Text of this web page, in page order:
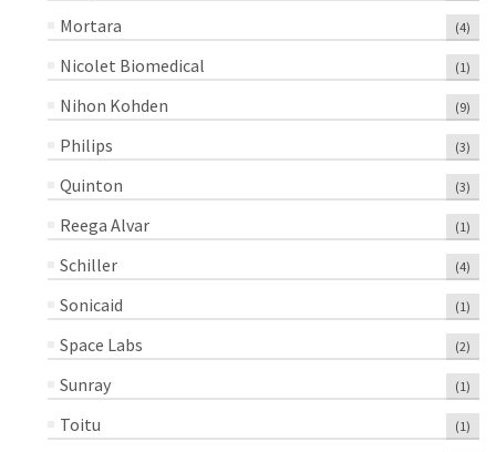
Mortara (4)
Nicolet Biomedical (1)
Nihon Kohden (9)
Philips (3)
Quinton (3)
Reega Alvar (1)
Schiller (4)
Sonicaid (1)
Space Labs (2)
Sunray (1)
Toitu (1)